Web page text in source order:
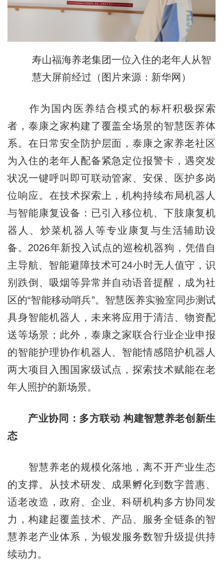
寿山福海养老集团一位入住的老年人从智
慧大屏前经过（图片来源：新华网）
作为国内医养结合模式的标杆积极探索
者，泰康之家构建了覆盖全场景的智慧医养体
系。在日常安全防护层面，泰康之家养老社区
为入住的老年人配备紧急定位报警卡，遇突发
状况一键呼叫即可联动管家、安保、医护多岗
位响应。在技术探索上，机构持续布局机器人
与智能康复设备：已引入移位机、下肢康复机
器人、炒菜机器人等专业康复与生活辅助设
备。2026年新投入试点的巡检机器狗，凭借自
主导航、智能避障技术可24小时无人值守，识
别跌倒、吸烟等异常并自动语音提醒，成为社
区的“智能移动哨兵”。智慧医养实验室同步测试
具身智能机器人，未来将应用于清洁、物资配
送等场景；此外，泰康之家联合行业企业申报
的智能护理协作机器人、智能情感陪护机器人
两大项目入围国家级试点，探索技术赋能在老
年人照护的新场景。
产业协同：多方联动 构建智慧养老创新生
态
智慧养老的规模化落地，离不开产业生态
的支撑。从技术研发、成果孵化到数字普惠、
适老改造，政府、企业、科研机构多方协同发
力，构建起覆盖技术、产品、服务全链条的智
慧养老产业体系，为银发服务数智升级提供持
续动力。